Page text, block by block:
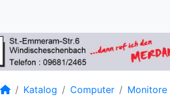
Startseite
Katalog Computer Monitore